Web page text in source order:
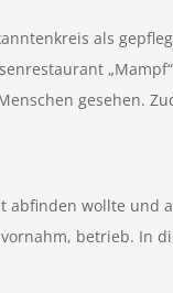
als
gesehen.
wollte und
betrieb. In